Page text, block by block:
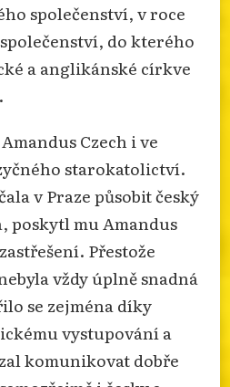
společenství, v roce
do kterého
a anglikánské církve
Czech i ve
starokatolictví.
v Praze působit český
poskytl mu Amandus
Přestože
vždy úplně snadná
se zejména díky
vystupování a
komunikovat dobře